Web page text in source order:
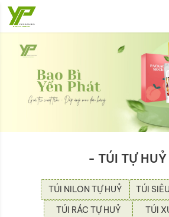
- TÚI TỰ
TÚI NILON TỰ HUỶ
TÚI
TÚI RÁC TỰ HUỶ
TÚI